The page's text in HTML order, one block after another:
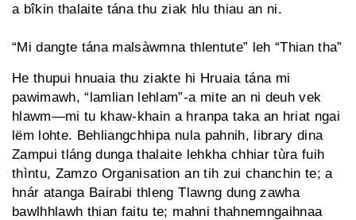
a bîkin thalaite tána thu ziak hlu thiau an ni.
“Mi dangte tána malsàwmna thlentute” leh “Thian tha”
He thupui hnuaia thu ziakte hi Hruaia tána mi
pawimawh, “lamlian lehlam”-a mite an ni deuh vek
hlawm—mi tu khaw-khain a hranpa taka an hriat ngai
lëm lohte. Behliangchhipa nula pahnih, library dina
Zampui tláng dunga thalaite lehkha chhiar tùra fuih
thìntu, Zamzo Organisation an tih zui chanchin te; a
hnár atanga Bairabi thleng Tlawng dung zawha
bawlhhlawh thian faitu te; mahni thahnemngaihnaa